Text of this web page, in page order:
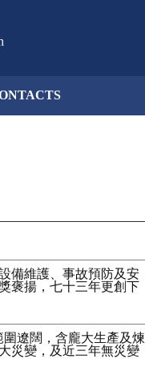
備維護、事故預防及安
褒揚，七十三年更創下
圍遼闊，含龐大生產及煉
災變，及近三年無災變